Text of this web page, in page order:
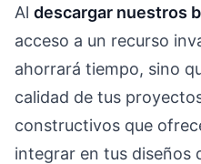
Al descargar nuestros
acceso a un recurso
ahorrará tiempo, sino
calidad de tus
constructivos que
integrar en tus diseños